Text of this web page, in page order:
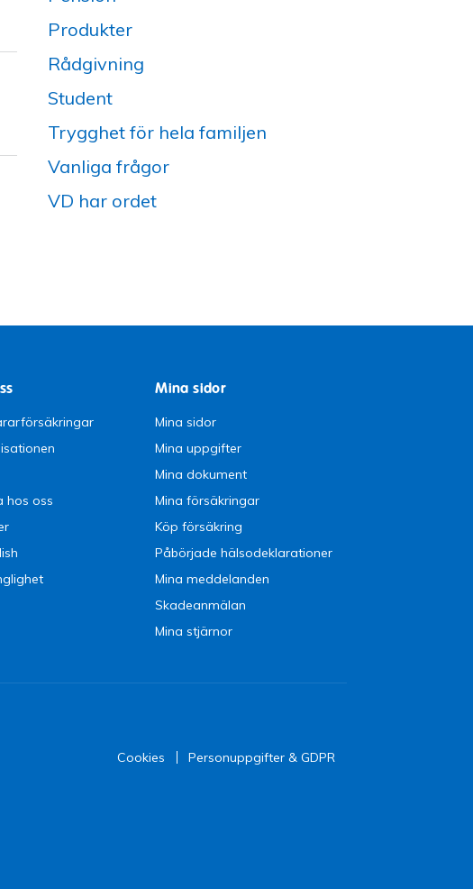
Produkter
Rådgivning
Student
Trygghet för hela familjen
Vanliga frågor
VD har ordet
hos oss
Mina sidor
Mina sidor
Mina uppgifter
Mina dokument
Mina försäkringar
Köp försäkring
Påbörjade hälsodeklarationer
Mina meddelanden
Skadeanmälan
Mina stjärnor
Cookies Personuppgifter & GDPR